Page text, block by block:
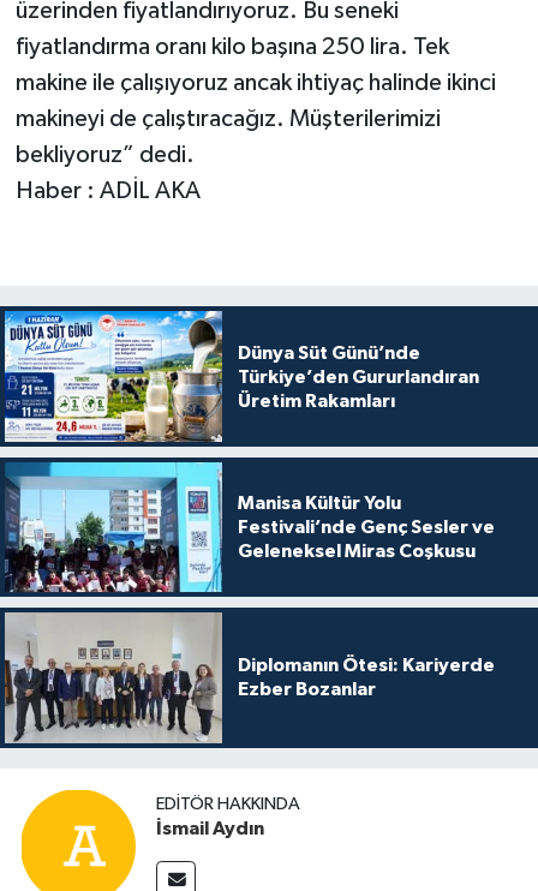
üzerinden fiyatlandırıyoruz. Bu seneki
fiyatlandırma oranı kilo başına 250 lira. Tek
makine ile çalışıyoruz ancak ihtiyaç halinde ikinci
makineyi de çalıştıracağız. Müşterilerimizi
bekliyoruz” dedi.
Haber : ADİL AKA
Dünya Süt Günü’nde
Türkiye’den Gururlandıran
Üretim Rakamları
Manisa Kültür Yolu
Festivali’nde Genç Sesler ve
Geleneksel Miras Coşkusu
Diplomanın Ötesi: Kariyerde
Ezber Bozanlar
EDITÖR HAKKINDA
İsmail Aydın